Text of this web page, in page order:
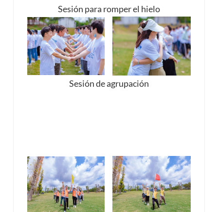
Sesión para romper el hielo
Sesión de agrupación